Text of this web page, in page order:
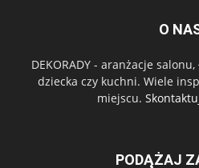
O
DEKORADY - aranżacje
dziecka czy kuchni. Wiele
miejscu.
PODĄŻAJ